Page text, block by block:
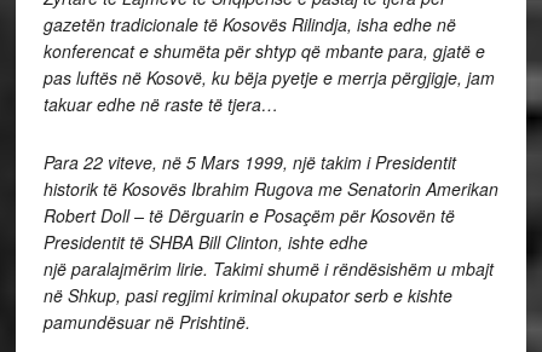
gazetën tradicionale të Kosovës Rilindja, isha edhe në
konferencat e shumëta për shtyp që mbante para, gjatë e
pas luftës në Kosovë, ku bëja pyetje e merrja përgjigje, jam
takuar edhe në raste të tjera…
Para 22 viteve, në 5 Mars 1999, një takim i Presidentit
historik të Kosovës Ibrahim Rugova me Senatorin Amerikan
Robert Doll – të Dërguarin e Posaçëm për Kosovën të
Presidentit të SHBA Bill Clinton, ishte edhe
një paralajmërim lirie. Takimi shumë i rëndësishëm u mbajt
në Shkup, pasi regjimi kriminal okupator serb e kishte
pamundësuar në Prishtinë.